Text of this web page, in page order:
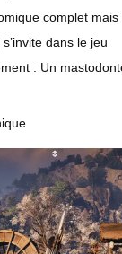
complet mais
dans le jeu
: Un